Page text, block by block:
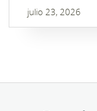
julio 23, 2026